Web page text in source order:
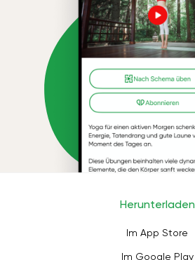
Herunterladen
Im App Store
Im Google Play